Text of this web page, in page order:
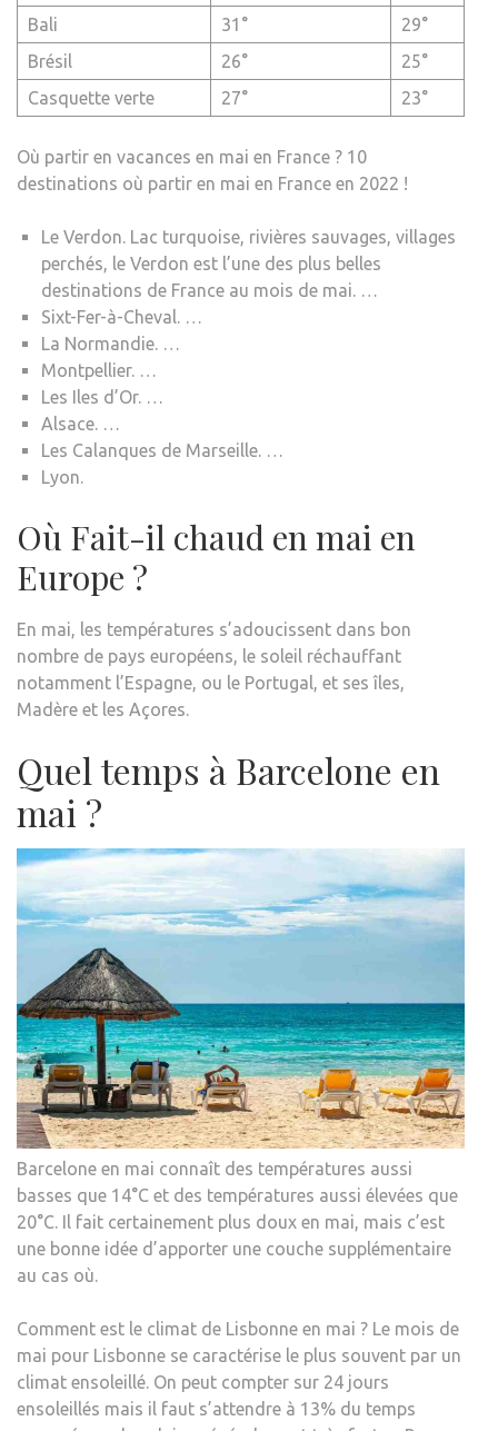
Bali
31°
29°
Brésil
26°
25°
Casquette verte
27° 23°
Où partir en vacances en mai en France ? 10
destinations où partir en mai en France en 2022 !
Le Verdon. Lac turquoise, rivières sauvages, villages
perchés, le Verdon est l’une des plus belles
destinations de France au mois de mai. …
Sixt-Fer-à-Cheval. …
La Normandie. …
Montpellier. …
Les Iles d’Or. …
Alsace. …
Les Calanques de Marseille. …
Lyon.
Où Fait-il chaud en mai en
Europe ?
En mai, les températures s’adoucissent dans bon
nombre de pays européens, le soleil réchauffant
notamment l’Espagne, ou le Portugal, et ses îles,
Madère et les Açores.
Quel temps à Barcelone en
mai ?
Barcelone en mai connaît des températures aussi
basses que 14°C et des températures aussi élevées que
20°C. Il fait certainement plus doux en mai, mais c’est
une bonne idée d’apporter une couche supplémentaire
au cas où.
Comment est le climat de Lisbonne en mai ? Le mois de
mai pour Lisbonne se caractérise le plus souvent par un
climat ensoleillé. On peut compter sur 24 jours
ensoleillés mais il faut s’attendre à 13% du temps